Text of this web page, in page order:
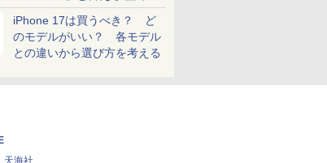
iPhone 17は買うべき？ ど
のモデルがいい？ 各モデル
との違いから選び方を考える
天海社